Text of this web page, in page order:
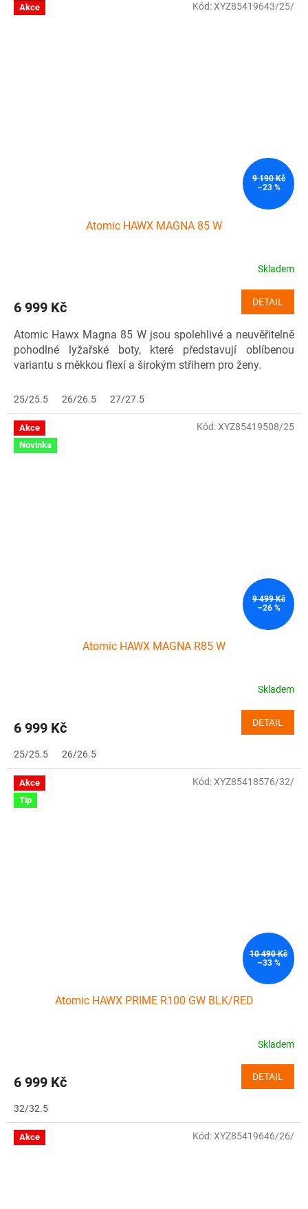
Akce
9 190 Kč
–23 %
Atomic HAWX MAGNA 85 W
Skladem
6 999 Kč DETAIL
Atomic Hawx Magna 85 W jsou spolehlivé a neuvěřitelně
pohodlné lyžařské boty, které představují oblíbenou
variantu s měkkou flexí a širokým střihem pro ženy.
25/25.5 26/26.5 27/27.5
Kód:XYZ85419643/25/
Akce
Novinka
9 499 Kč
–26 %
Atomic HAWX MAGNA R85 W
Skladem
6 999 Kč DETAIL
25/25.5 26/26.5
Kód:XYZ85419508/25
Akce
Tip
10 490 Kč
–33 %
Atomic HAWX PRIME R100 GW BLK/RED
Skladem
6 999 Kč DETAIL
32/32.5
Kód:XYZ85418576/32/
Akce Kód:XYZ85419646/26/